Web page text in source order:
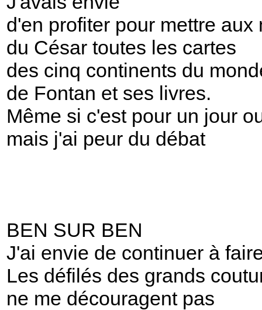
d'en profiter pour mettre aux
du César toutes les cartes
des cinq continents du
de Fontan et ses livres.
Même si c'est pour un jour
mais j'ai peur du débat
BEN SUR BEN
J'ai envie de continuer à
Les défilés des grands
ne me découragent pas